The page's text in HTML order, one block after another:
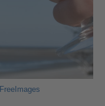
FreeImages